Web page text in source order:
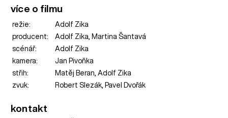
více o filmu
režie:
Adolf Zika
producent:
Adolf Zika, Martina Šantavá
scénář:
Adolf Zika
kamera:
Jan Pivoňka
střih:
Matěj Beran, Adolf Zika
zvuk:
Robert Slezák, Pavel Dvořák
kontakt